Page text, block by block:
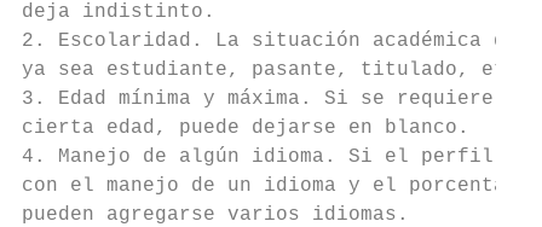
deja indistinto.
2. Escolaridad. La situación académica
ya sea estudiante, pasante, titulado, etc.
3. Edad mínima y máxima. Si se requiere
cierta edad, puede dejarse en blanco.
4. Manejo de algún idioma. Si el perfil del
con el manejo de un idioma y el
pueden agregarse varios idiomas.